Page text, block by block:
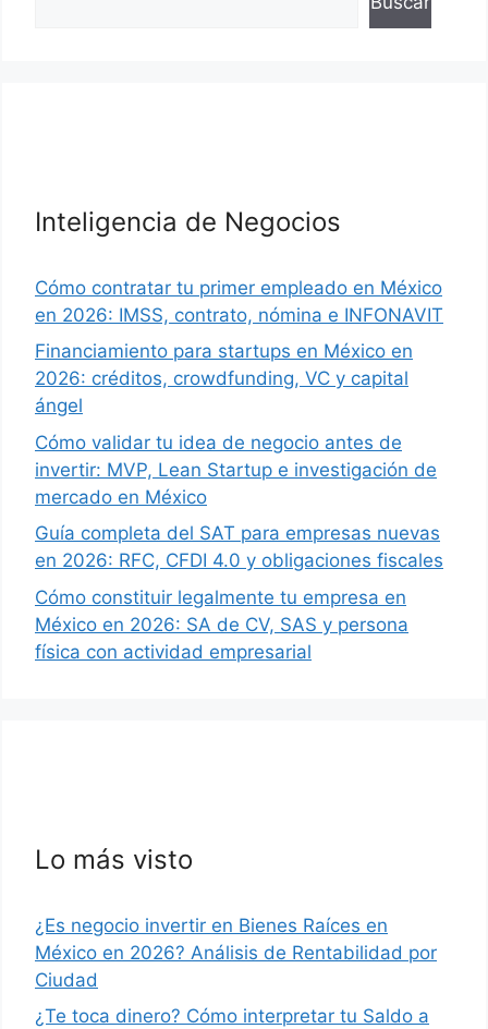
Inteligencia de Negocios
Cómo contratar tu primer empleado en México
en 2026: IMSS, contrato, nómina e INFONAVIT
Financiamiento para startups en México en
2026: créditos, crowdfunding, VC y capital
ángel
Cómo validar tu idea de negocio antes de
invertir: MVP, Lean Startup e investigación de
mercado en México
Guía completa del SAT para empresas nuevas
en 2026: RFC, CFDI 4.0 y obligaciones fiscales
Cómo constituir legalmente tu empresa en
México en 2026: SA de CV, SAS y persona
física con actividad empresarial
Lo más visto
¿Es negocio invertir en Bienes Raíces en
México en 2026? Análisis de Rentabilidad por
Ciudad
¿Te toca dinero? Cómo interpretar tu Saldo a